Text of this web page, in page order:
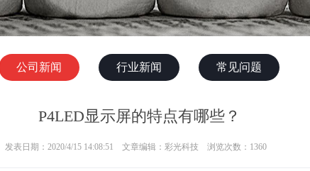
公司新闻 行业新闻 常见问题
P4LED显示屏的特点有哪些？
发表日期：2020/4/15 14:08:51 文章编辑：彩光科技 浏览次数：1360